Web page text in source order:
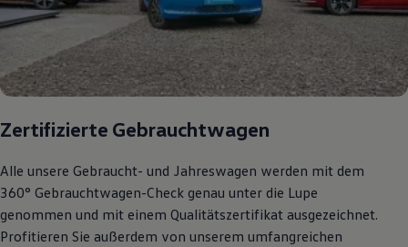
Zertifizierte Gebrauchtwagen
Alle unsere Gebraucht- und Jahreswagen werden mit dem
360° Gebrauchtwagen-Check genau unter die Lupe
genommen und mit einem Qualitätszertifikat ausgezeichnet.
Profitieren Sie außerdem von unserem umfangreichen